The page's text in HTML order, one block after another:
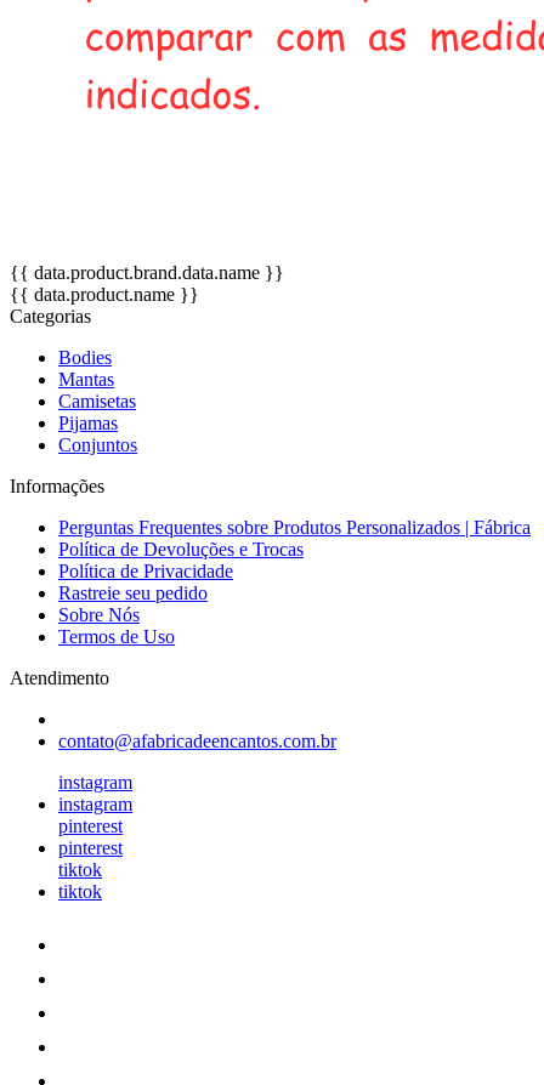
{{ data.product.brand.data.name }}
{{ data.product.name }}
Categorias
Bodies
Mantas
Camisetas
Pijamas
Conjuntos
Informações
Perguntas Frequentes sobre Produtos Personalizados | Fábrica
Política de Devoluções e Trocas
Política de Privacidade
Rastreie seu pedido
Sobre Nós
Termos de Uso
Atendimento
contato@afabricadeencantos.com.br
instagram
instagram
pinterest
pinterest
tiktok
tiktok